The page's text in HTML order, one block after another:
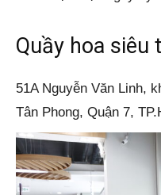
Quầy hoa siêu
51A Nguyễn Văn Linh,
Tân Phong, Quận 7,